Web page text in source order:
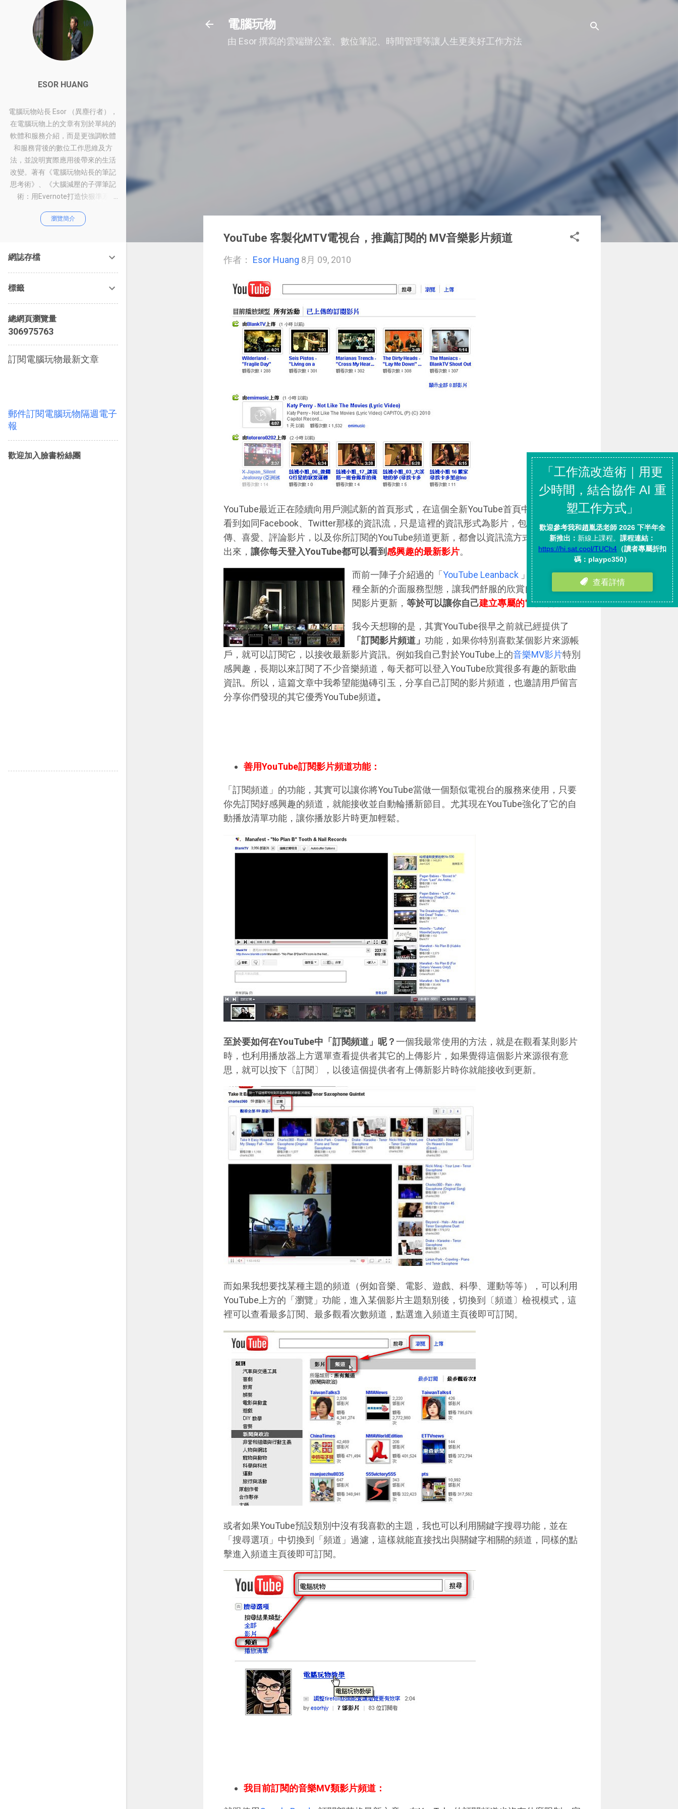
電腦玩物
由 Esor 撰寫的雲端辦公室、數位筆記、時間管理等讓人生更美好工作方法
YouTube 客製化MTV電視台，推薦訂閱的 MV音樂影片頻道
作者： Esor Huang 8月 09, 2010
YouTube最近正在陸續向用戶測試新的首頁形式，在這個全新YouTube首頁中，你將可以
看到如同Facebook、Twitter那樣的資訊流，只是這裡的資訊形式為影片，包含朋友的上
傳、喜愛、評論影片，以及你所訂閱的YouTube頻道更新，都會以資訊流方式依時間呈現
出來， 讓你每天登入YouTube都可以看到感興趣的最新影片。
而前一陣子介紹過的「 YouTube Leanback 」 ，更是用一
種全新的介面服務型態，讓我們舒服的欣賞自動播放的訂
閱影片更新， 等於可以讓你自己建立專屬的電視節目。
我今天想聊的是，其實YouTube很早之前就已經提供了
「訂閱影片頻道」 功能，如果你特別喜歡某個影片來源帳
戶，就可以訂閱它，以接收最新影片資訊。例如我自己對於YouTube上的音樂MV影片特別
感興趣，長期以來訂閱了不少音樂頻道，每天都可以登入YouTube欣賞很多有趣的新歌曲
資訊。所以，這篇文章中我希望能拋磚引玉，分享自己訂閱的影片頻道，也邀請用戶留言
分享你們發現的其它優秀YouTube頻道。
善用YouTube訂閱影片頻道功能：
「訂閱頻道」的功能，其實可以讓你將YouTube當做一個類似電視台的服務來使用，只要
你先訂閱好感興趣的頻道，就能接收並自動輪播新節目。尤其現在YouTube強化了它的自
動播放清單功能，讓你播放影片時更加輕鬆。
至於要如何在YouTube中「訂閱頻道」呢？一個我最常使用的方法，就是在觀看某則影片
時，也利用播放器上方選單查看提供者其它的上傳影片，如果覺得這個影片來源很有意
思，就可以按下〔訂閱〕，以後這個提供者有上傳新影片時你就能接收到更新。
而如果我想要找某種主題的頻道（例如音樂、電影、遊戲、科學、運動等等），可以利用
YouTube上方的「瀏覽」功能，進入某個影片主題類別後，切換到〔頻道〕檢視模式，這
裡可以查看最多訂閱、最多觀看次數頻道，點選進入頻道主頁後即可訂閱。
或者如果YouTube預設類別中沒有我喜歡的主題，我也可以利用關鍵字搜尋功能，並在
「搜尋選項」中切換到「頻道」過濾，這樣就能直接找出與關鍵字相關的頻道，同樣的點
擊進入頻道主頁後即可訂閱。
我目前訂閱的音樂MV類影片頻道：
ESOR HUANG
電腦玩物站長 Esor （異塵行者），
在電腦玩物上的文章有別於單純的
軟體和服務介紹，而是更強調軟體
和服務背後的數位工作思維及方
法，並說明實際應用後帶來的生活
改變。著有《電腦玩物站長的筆記
思考術》、《大腦減壓的子彈筆記
術：用Evernote打造快狠準系
作術：從職場到人生的100個聰明
瀏覽簡介
網誌存檔
標籤
總網頁瀏覽量
306975763
訂閱電腦玩物最新文章
郵件訂閱電腦玩物隔週電子
報
歡迎加入臉書粉絲團